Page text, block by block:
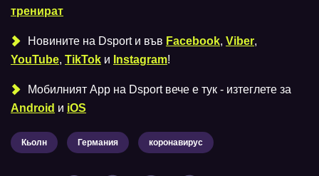
тренират
Новините на Dsport и във Facebook, Viber,
YouTube, TikTok и Instagram!
Мобилният Аpp на Dsport вече е тук - изтеглете за
Android и iOS
Кьолн Германия коронавирус